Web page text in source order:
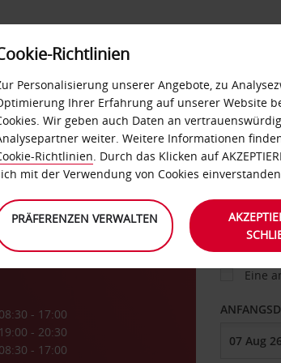
SELF-SERVICES
08:30 - 17:00
19:00 - 20:30
08:30 - 17:00
ABHOLEN
Eine
Richtlinien
Personalisierung unserer Angebote, zu
Ihrer Erfahrung auf unserer Website
Wir geben auch Daten an
weiter. Weitere Informationen
Richtlinien. Durch das Klicken auf
mit der Verwendung von Cookies
PRÄFERENZEN VERWALTEN